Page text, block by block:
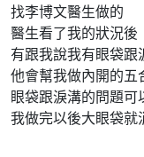
找李博文醫生做的
醫生看了我的狀況後
有跟我說我有眼袋跟
他會幫我做內開的五
眼袋跟淚溝的問題可
我做完以後大眼袋就